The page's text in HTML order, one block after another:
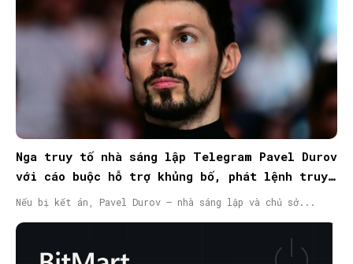
Nga truy tố nhà sáng lập Telegram Pavel Durov
với cáo buộc hỗ trợ khủng bố, phát lệnh truy
nã quốc tế
Nếu bị kết án, Pavel Durov – nhà sáng lập và chủ sở...